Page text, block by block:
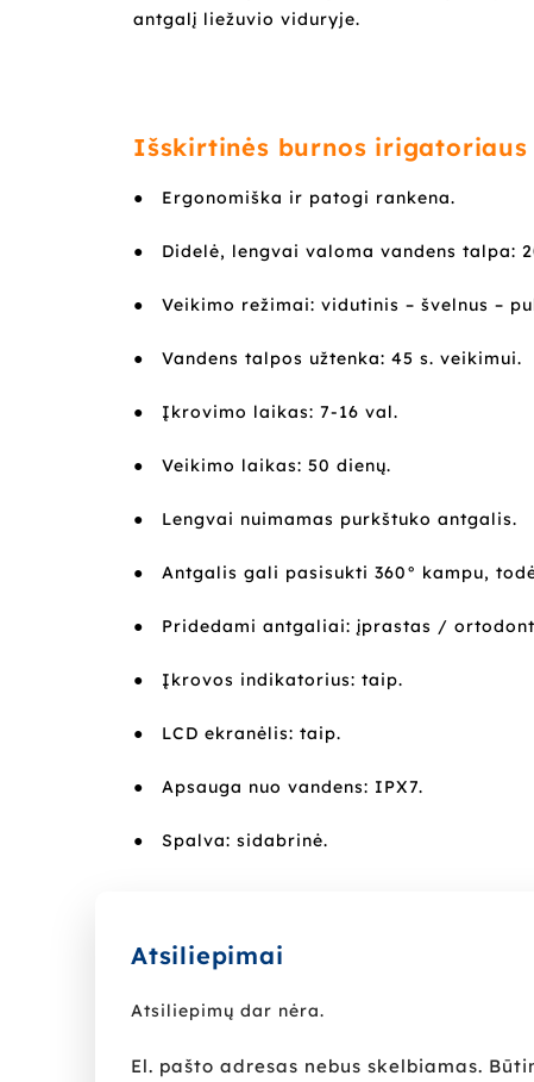
antgalį liežuvio viduryje.
Išskirtinės burnos irigatoriaus
● Ergonomiška ir patogi rankena.
● Didelė, lengvai valoma vandens talpa:
● Veikimo režimai: vidutinis – švelnus –
● Vandens talpos užtenka: 45 s. veikimui.
● Įkrovimo laikas: 7-16 val.
● Veikimo laikas: 50 dienų.
● Lengvai nuimamas purkštuko antgalis.
● Antgalis gali pasisukti 360° kampu,
● Pridedami antgaliai: įprastas /
● Įkrovos indikatorius: taip.
● LCD ekranėlis: taip.
● Apsauga nuo vandens: IPX7.
● Spalva: sidabrinė.
Atsiliepimai
Atsiliepimų dar nėra.
El. pašto adresas nebus skelbiamas.